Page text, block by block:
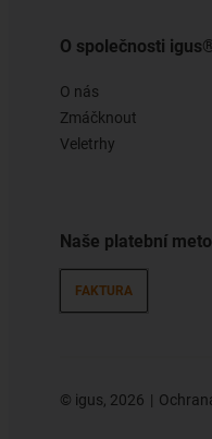
O společnosti
O nás
Zmáčknout
Veletrhy
Naše platební
FAKTURA
© igus, 2026